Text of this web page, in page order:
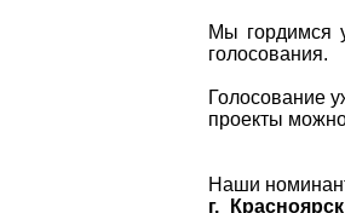
Мы гордимся
голосования.
Голосование
проекты
Наши
г.